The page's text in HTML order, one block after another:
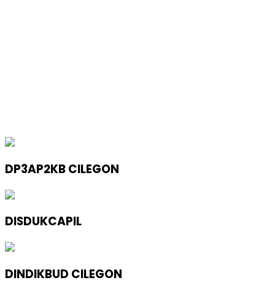
DP3AP2KB CILEGON
DISDUKCAPIL
DINDIKBUD CILEGON